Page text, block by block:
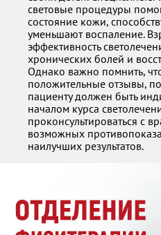
световые процедуры
состояние кожи,
уменьшают воспаление.
эффективность
хронических болей и
Однако важно помнить,
положительные отзывы,
пациенту должен быть
началом курса
проконсультироваться с
возможных
наилучших результатов.